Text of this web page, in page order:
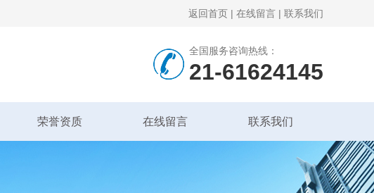
返回首页 | 在线留言 | 联系我们
全国服务咨询热线：
21-61624145
荣誉资质 在线留言 联系我们